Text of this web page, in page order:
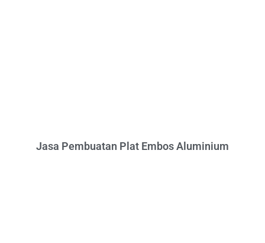
Jasa Pembuatan Plat Embos Aluminium